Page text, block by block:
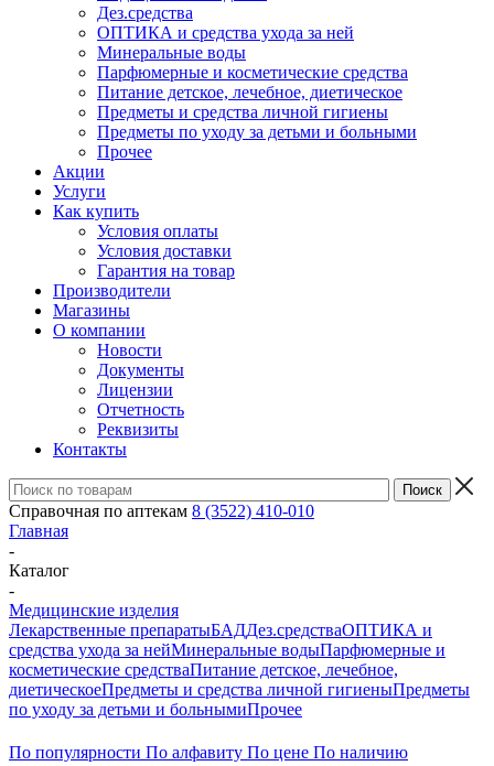
Дез.средства
ОПТИКА и средства ухода за ней
Минеральные воды
Парфюмерные и косметические средства
Питание детское, лечебное, диетическое
Предметы и средства личной гигиены
Предметы по уходу за детьми и больными
Прочее
Акции
Услуги
Как купить
Условия оплаты
Условия доставки
Гарантия на товар
Производители
Магазины
О компании
Новости
Документы
Лицензии
Отчетность
Реквизиты
Контакты
Справочная по аптекам 8 (3522) 410-010
Главная
-
Каталог
-
Медицинские изделия
Лекарственные препаратыБАДДез.средстваОПТИКА и
средства ухода за нейМинеральные водыПарфюмерные и
косметические средстваПитание детское, лечебное,
диетическоеПредметы и средства личной гигиеныПредметы
по уходу за детьми и больнымиПрочее
По популярности По алфавиту По цене По наличию